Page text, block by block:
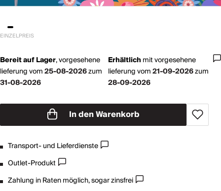
EINZELPREIS
Bereit auf Lager,vorgesehene
lieferung vom25-08-2026zum
31-08-2026
Erhältlich mitvorgesehene
lieferung vom21-09-2026zum
28-09-2026
In den Warenkorb
Transport- und Lieferdienste
Outlet-Produkt
Zahlung in Raten möglich, sogar zinsfrei